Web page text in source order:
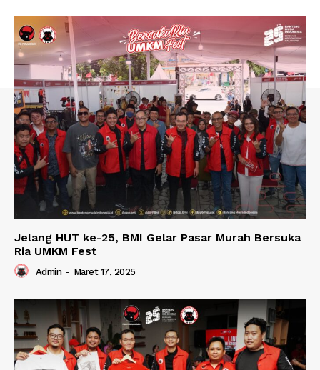
Jelang HUT ke-25, BMI Gelar Pasar Murah Bersuka
Ria UMKM Fest
Admin - Maret 17, 2025